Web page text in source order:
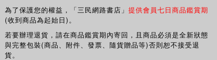
為了保護您的權益，「三民網路書店」 提供會員七日商品鑑賞期
(收到商品為起始日)。
若要辦理退貨，請在商品鑑賞期內寄回，且商品必須是全新狀態
與完整包裝(商品、附件、發票、隨貨贈品等)否則恕不接受退
貨。